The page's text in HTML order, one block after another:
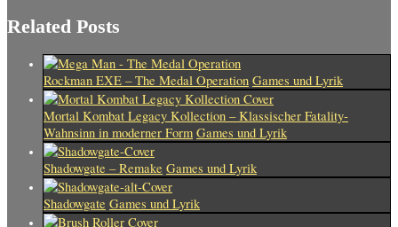
Related Posts
Rockman EXE – The Medal Operation Games und Lyrik
Mortal Kombat Legacy Kollection – Klassischer Fatality-
Wahnsinn in moderner Form Games und Lyrik
Shadowgate – Remake Games und Lyrik
Shadowgate Games und Lyrik